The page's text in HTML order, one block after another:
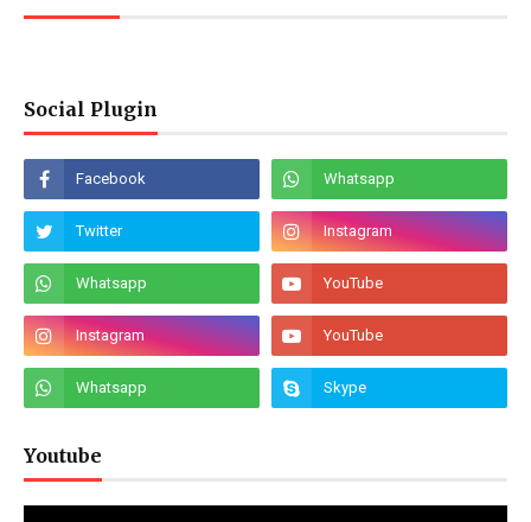
Social Plugin
Youtube